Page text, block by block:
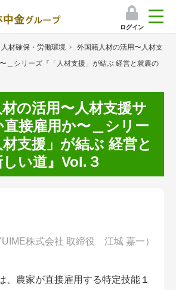
ログイン
検索
ミアムサービス
レミアムサービスのご紹介
象情報アプリ
限定コンテンツ（無料）
員登録無料 アグリウェブの使い方
人材確保・労働環境
外国籍人材の活用〜人材支
＿シリーズ『「人材支援」が結ぶ 経営と就農の
の活用〜人材支援サ
直接雇用か〜＿シリー
支援」が結ぶ 経営と
い道』Vol.３
株式会社 取締役 江城 嘉一）
、農家が直接雇用する特定技能１